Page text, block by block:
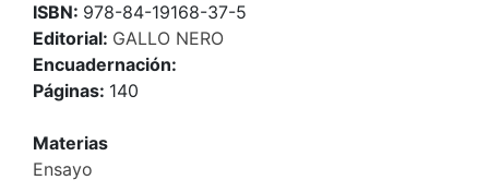
ISBN: 978-84-19168-37-5
Editorial: GALLO NERO
Encuadernación:
Páginas: 140
Materias
Ensayo